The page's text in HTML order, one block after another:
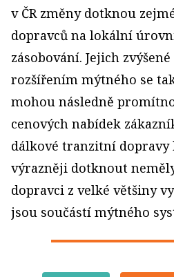
v ČR změny dotknou
dopravců na lokální
zásobování. Jejich
rozšířením mýtného se
mohou následně
cenových nabídek
dálkové tranzitní dopravy
výrazněji dotknout
dopravci z velké většiny
jsou součástí mýtného